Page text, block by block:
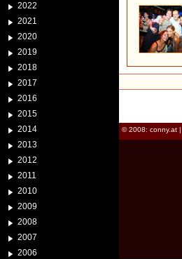
2022
2021
2020
2019
2018
2017
2016
2015
2014
2013
2012
2011
2010
2009
2008
2007
2006
© 2008: conny.at |